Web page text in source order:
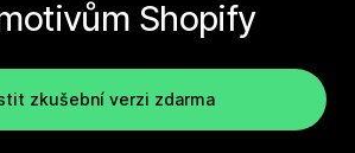
Shopify
zkušební verzi zdarma